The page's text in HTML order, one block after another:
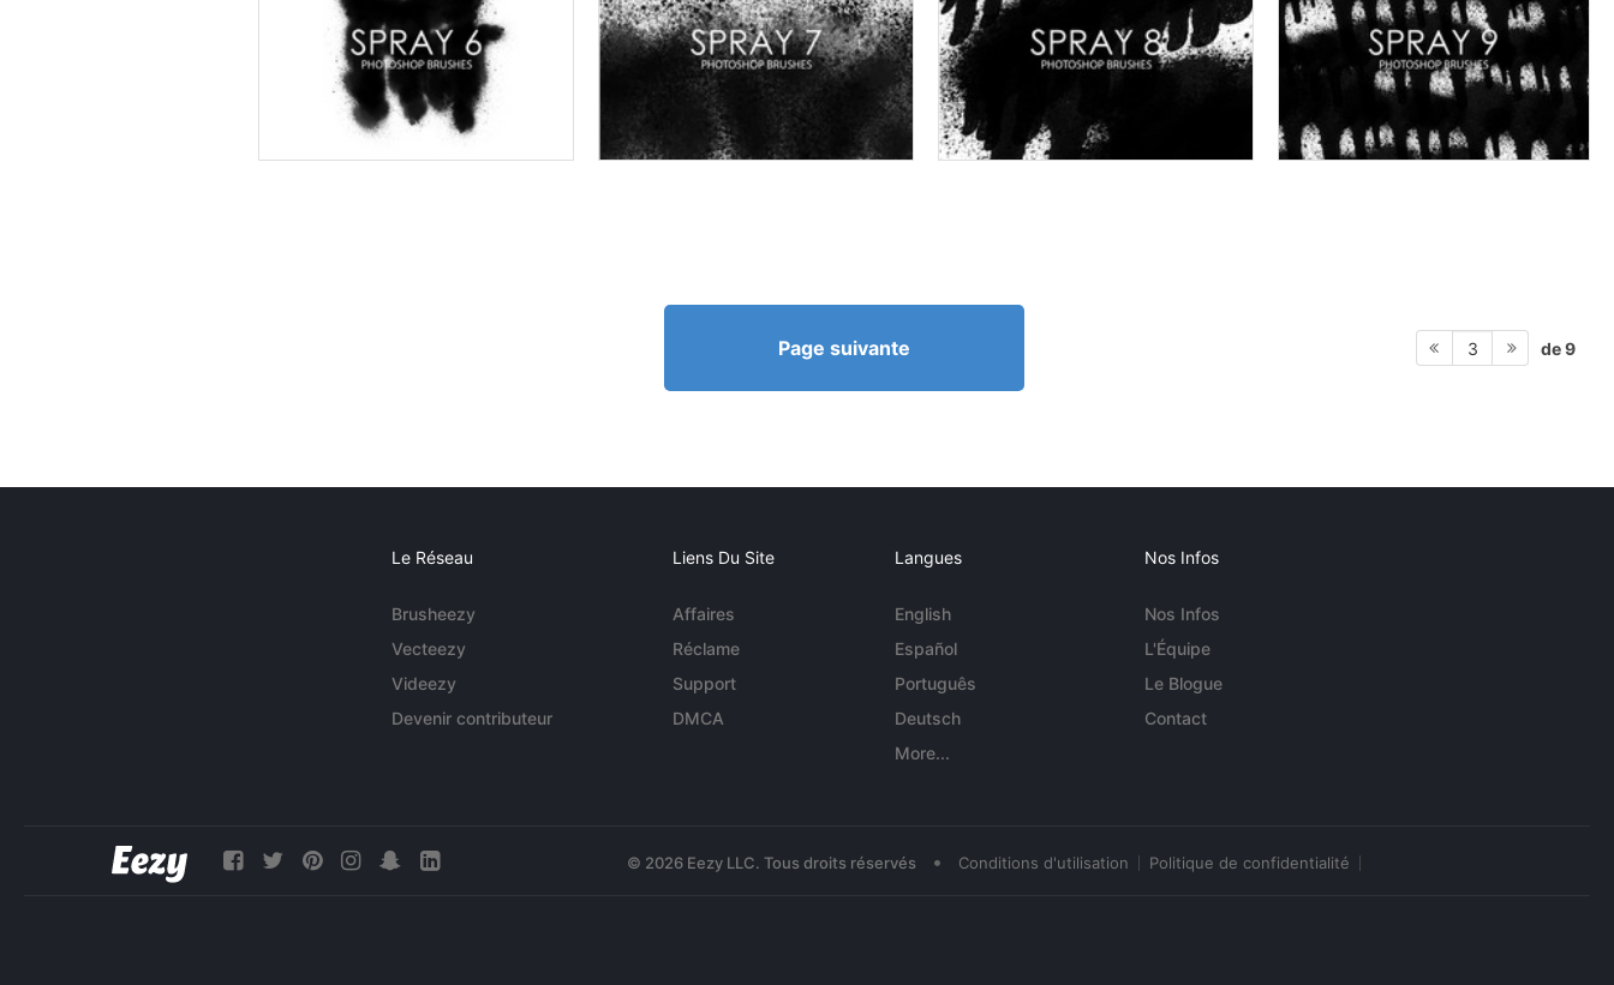
Page suivante 3 de 9
Le Réseau
Brusheezy
Vecteezy
Videezy
Devenir contributeur
Liens Du Site
Affaires
Réclame
Support
DMCA
Langues
English
Español
Português
Deutsch
More...
Nos Infos
Nos Infos
L'Équipe
Le Blogue
Contact
© 2026 Eezy LLC. Tous droits réservés • Conditions d'utilisation Politique de confidentialité